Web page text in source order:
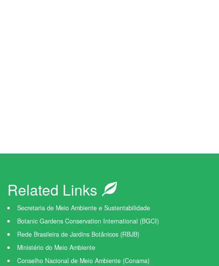
Related Links
Secretaria de Meio Ambiente e Sustentabilidade
Botanic Gardens Conservation International (BGCI)
Rede Brasileira de Jardins Botânicos (RBJB)
Ministério do Meio Ambiente
Conselho Nacional de Meio Ambiente (Conama)